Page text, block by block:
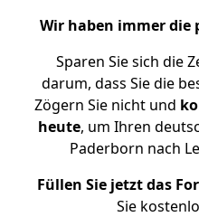
Wir haben immer die
Sparen Sie sich die
darum, dass Sie die
Zögern Sie nicht und
heute, um Ihren
Paderborn nach
Füllen Sie jetzt das
Sie